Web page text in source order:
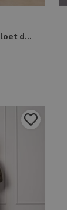
Studio Anneloes loet denim jumpsuit 13711 Jumpsuit 6700 denim light